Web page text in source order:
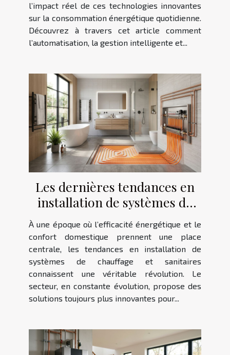
l’impact réel de ces technologies innovantes
sur la consommation énergétique quotidienne.
Découvrez à travers cet article comment
l’automatisation, la gestion intelligente et...
Les dernières tendances en
installation de systèmes de
chauffage et sanitaires
À une époque où l’efficacité énergétique et le
confort domestique prennent une place
centrale, les tendances en installation de
systèmes de chauffage et sanitaires
connaissent une véritable révolution. Le
secteur, en constante évolution, propose des
solutions toujours plus innovantes pour...